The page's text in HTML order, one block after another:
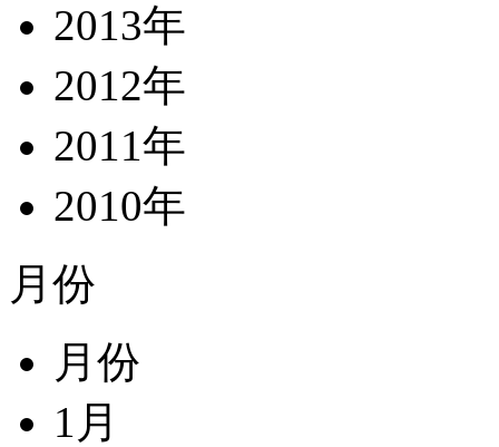
2013年
2012年
2011年
2010年
月份
月份
1月